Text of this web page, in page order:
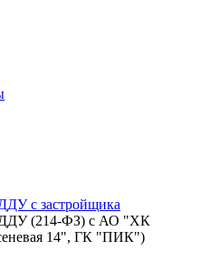
с застройщика
ДДУ (214-ФЗ) с АО "ХК
14", ГК "ПИК")